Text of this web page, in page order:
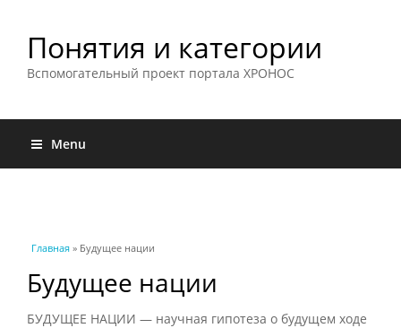
Понятия и категории
Вспомогательный проект портала ХРОНОС
Menu
Вы здесь
Главная » Будущее нации
Будущее нации
БУДУЩЕЕ НАЦИИ — научная гипотеза о будущем ходе